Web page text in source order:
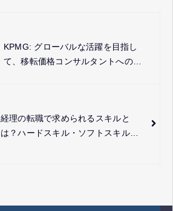
KPMG: グローバルな活躍を目指し
て、移転価格コンサルタントへの挑
経理の転職で求められるスキルと
は？ハードスキル・ソフトスキルの